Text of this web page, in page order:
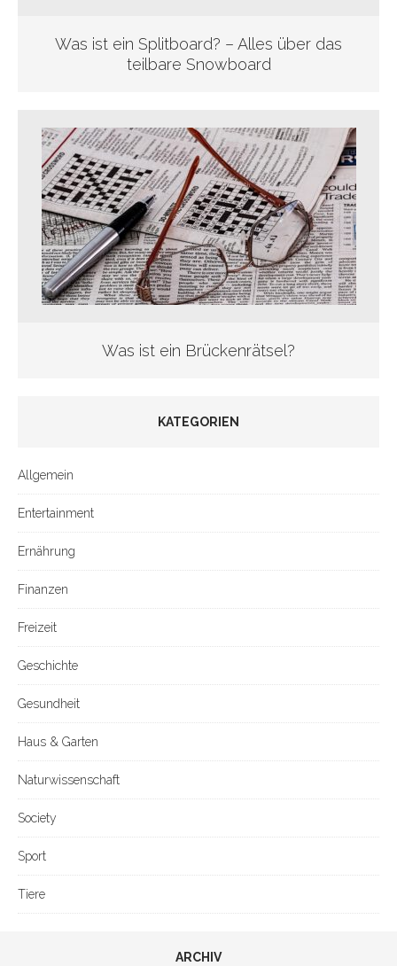
Was ist ein Splitboard? – Alles über das
teilbare Snowboard
Was ist ein Brückenrätsel?
KATEGORIEN
Allgemein
Entertainment
Ernährung
Finanzen
Freizeit
Geschichte
Gesundheit
Haus & Garten
Naturwissenschaft
Society
Sport
Tiere
ARCHIV